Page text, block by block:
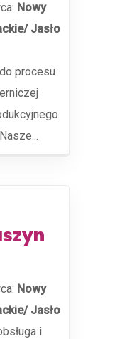
Nowy
Jasło
procesu
Nowy
Jasło
i